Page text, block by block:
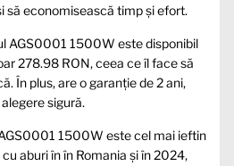
să economisească timp și efort.
AGS0001 1500W este disponibil
278.98 RON, ceea ce îl face să
În plus, are o garanție de 2 ani,
sigură.
1500W este cel mai ieftin
aburi în în Romania și în 2024,